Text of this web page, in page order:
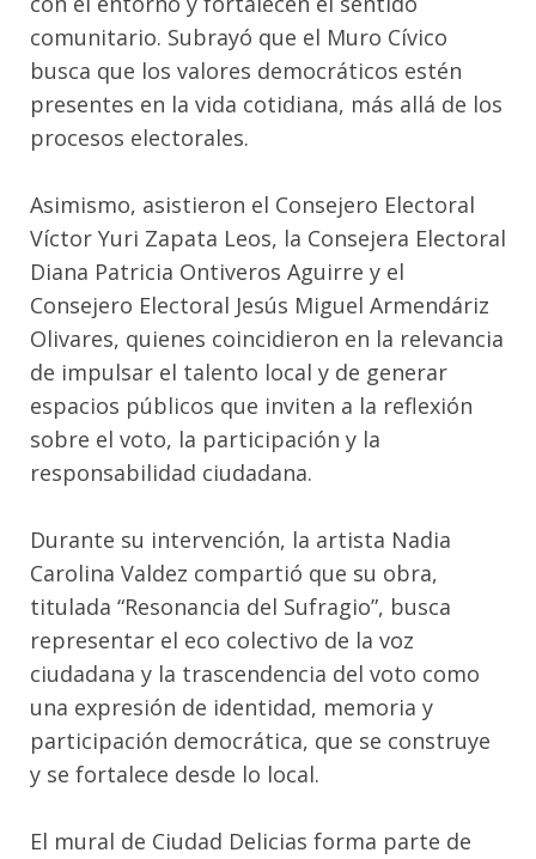
comunitario. Subrayó que el Muro Cívico
busca que los valores democráticos estén
presentes en la vida cotidiana, más allá de los
procesos electorales.
Asimismo, asistieron el Consejero Electoral
Víctor Yuri Zapata Leos, la Consejera Electoral
Diana Patricia Ontiveros Aguirre y el
Consejero Electoral Jesús Miguel Armendáriz
Olivares, quienes coincidieron en la relevancia
de impulsar el talento local y de generar
espacios públicos que inviten a la reflexión
sobre el voto, la participación y la
responsabilidad ciudadana.
Durante su intervención, la artista Nadia
Carolina Valdez compartió que su obra,
titulada “Resonancia del Sufragio”, busca
representar el eco colectivo de la voz
ciudadana y la trascendencia del voto como
una expresión de identidad, memoria y
participación democrática, que se construye
y se fortalece desde lo local.
El mural de Ciudad Delicias forma parte de